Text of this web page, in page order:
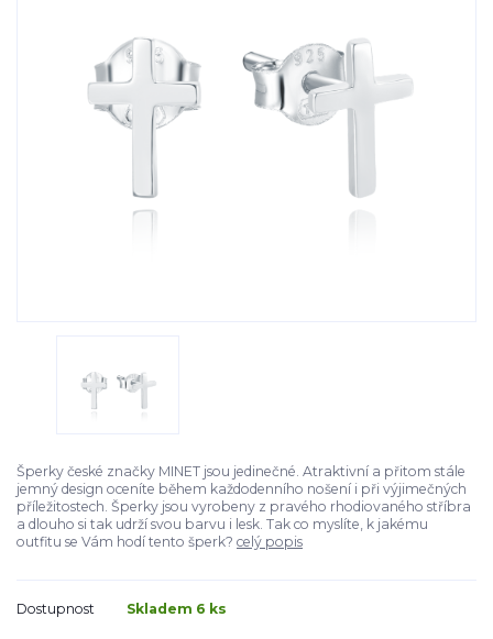
Šperky české značky MINET jsou jedinečné. Atraktivní a přitom stále
jemný design oceníte během každodenního nošení i při výjimečných
příležitostech. Šperky jsou vyrobeny z pravého rhodiovaného stříbra
a dlouho si tak udrží svou barvu i lesk. Tak co myslíte, k jakému
outfitu se Vám hodí tento šperk? celý popis
Dostupnost Skladem 6 ks